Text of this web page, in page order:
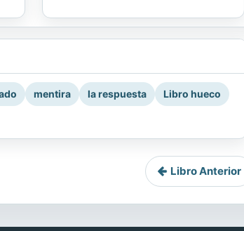
mentira la respuesta Libro hueco
Libro Anterior